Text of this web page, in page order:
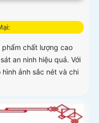
phẩm chất lượng cao
an ninh hiệu quả. Với
ảnh sắc nét và chi